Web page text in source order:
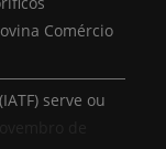
Comércio
serve ou